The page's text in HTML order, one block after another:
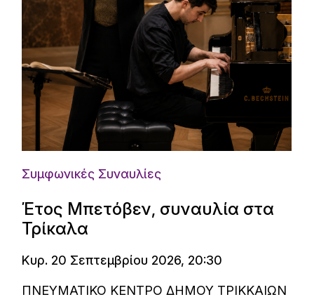
Συμφωνικές Συναυλίες
Έτος Μπετόβεν, συναυλία στα
Τρίκαλα
Κυρ. 20 Σεπτεμβρίου 2026, 20:30
ΠΝΕΥΜΑΤΙΚΟ ΚΕΝΤΡΟ ΔΗΜΟΥ ΤΡΙΚΚΑΙΩΝ